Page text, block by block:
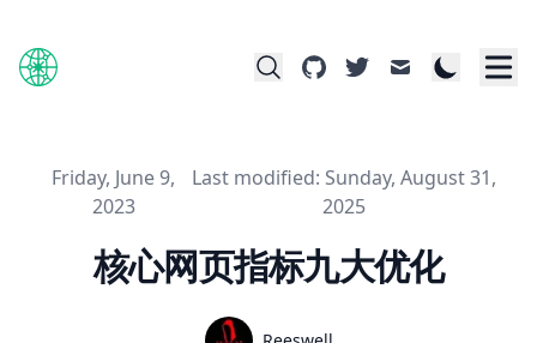
githubtwittermail
Published on
Friday, June 9,
2023
Last modified on
Last modified: Sunday, August 31,
2025
核心网页指标九大优化